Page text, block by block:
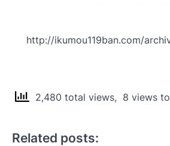
http://ikumou119ban.com/
2,480 total views, 8 views
Related posts: